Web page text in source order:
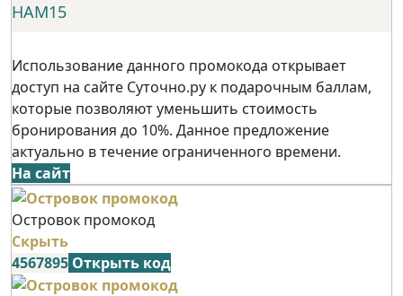
НАМ15
Использование данного промокода открывает
доступ на сайте Суточно.ру к подарочным баллам,
которые позволяют уменьшить стоимость
бронирования до 10%. Данное предложение
актуально в течение ограниченного времени.
На сайт
Островок промокод
Скрыть
4567895 Открыть код